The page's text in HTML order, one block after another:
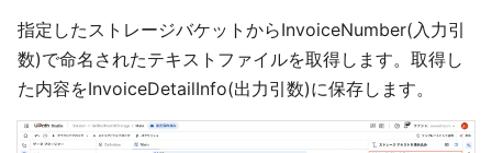
指定したストレージバケットからInvoiceNumber(入力引
数)で命名されたテキストファイルを取得します。取得し
た内容をInvoiceDetailInfo(出力引数)に保存します。